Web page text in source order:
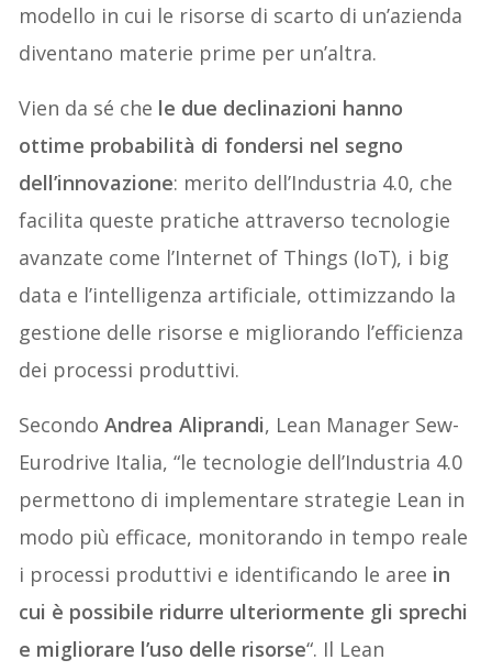
modello in cui le risorse di scarto di un’azienda
diventano materie prime per un’altra.
Vien da sé che le due declinazioni hanno
ottime probabilità di fondersi nel segno
dell’innovazione: merito dell’Industria 4.0, che
facilita queste pratiche attraverso tecnologie
avanzate come l’Internet of Things (IoT), i big
data e l’intelligenza artificiale, ottimizzando la
gestione delle risorse e migliorando l’efficienza
dei processi produttivi.
SecondoAndrea Aliprandi, Lean Manager Sew-
Eurodrive Italia, “le tecnologie dell’Industria 4.0
permettono di implementare strategie Lean in
modo più efficace, monitorando in tempo reale
i processi produttivi e identificando le aree in
cui è possibile ridurre ulteriormente gli sprechi
e migliorare l’uso delle risorse“. Il Lean